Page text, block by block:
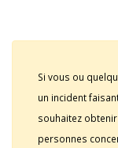
Si vous ou
un incident
souhaitez obtenir
personnes